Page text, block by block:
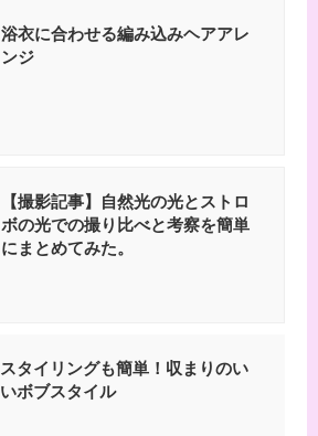
浴衣に合わせる編み込みヘアアレ
ンジ
【撮影記事】自然光の光とストロ
ボの光での撮り比べと考察を簡単
にまとめてみた。
スタイリングも簡単！収まりのい
いボブスタイル